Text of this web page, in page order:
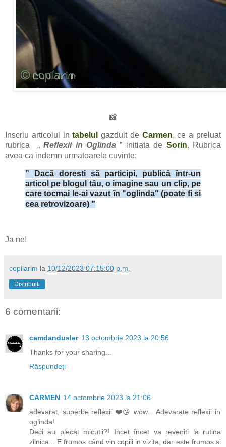
📸
Inscriu articolul intabelul gazduit de Carmen, ce a preluat
rubrica „Reflexii in Oglinda ” initiata de Sorin. Rubrica
avea ca indemn urmatoarele cuvinte:
” Dacă doresti să participi, publică într-un
articol pe blogul tău, o imagine sau un clip, pe
care tocmai le-ai vazut în "oglinda" (poate fi si
cea retrovizoare) ”
Ja ne!
copilarim la 10/12/2023 07:15:00 p.m.
Distribuiți
6 comentarii:
camdandusler 13 octombrie 2023 la 20:56
Thanks for your sharing...
Răspundeți
CARMEN 14 octombrie 2023 la 21:06
adevarat, superbe reflexii ❤️😘 wow... Adevarate reflexii in
oglinda!
Deci au plecat micutii?! Incet încet va reveniti la rutina
zilnica... E frumos când vin copiii in vizita, dar este frumos si